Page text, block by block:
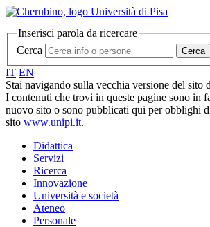
Inserisci parola da ricercare
Cerca
Cerca
IT EN
Stai navigando sulla vecchia versione del sito
I contenuti che trovi in queste pagine sono in
nuovo sito o sono pubblicati qui per obblighi
sito www.unipi.it.
Didattica
Servizi
Ricerca
Innovazione
Università e società
Ateneo
Personale